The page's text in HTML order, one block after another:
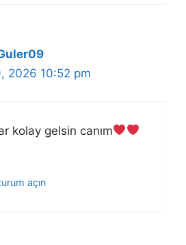
2026 10:52 pm
kolay gelsin canım
açın